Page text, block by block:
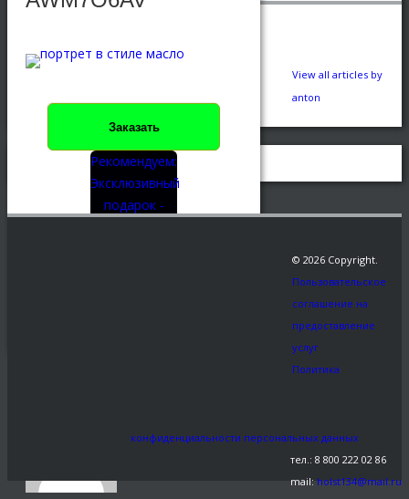
Заказать
Рекомендуем:
Эксклюзивный
подарок -
View all articles by
anton
© 2026 Copyright.
Пользовательское
соглашение на
предоставление
услуг
Политика
конфиденциальности персональных данных
тел.: 8 800 222 02 86
mail: holst134@mail.ru